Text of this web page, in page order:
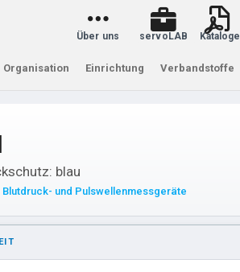
Über uns servoLAB Kataloge
Organisation Einrichtung Verbandstoffe
blau
und Pulswellenmessgeräte